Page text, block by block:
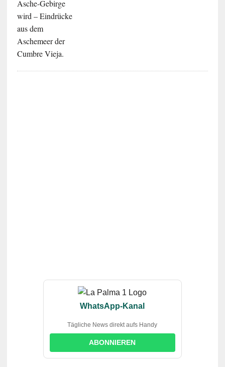
WhatsApp-Kanal
Tägliche News direkt aufs Handy
ABONNIEREN